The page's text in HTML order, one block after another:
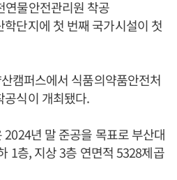
물안전관리원 착공
단지에 첫 번째 국가시설이 첫
캠퍼스에서 식품의약품안전처
공식이 개최됐다.
년 말 준공을 목표로 부산대
1층, 지상 3층 연면적 5328제곱